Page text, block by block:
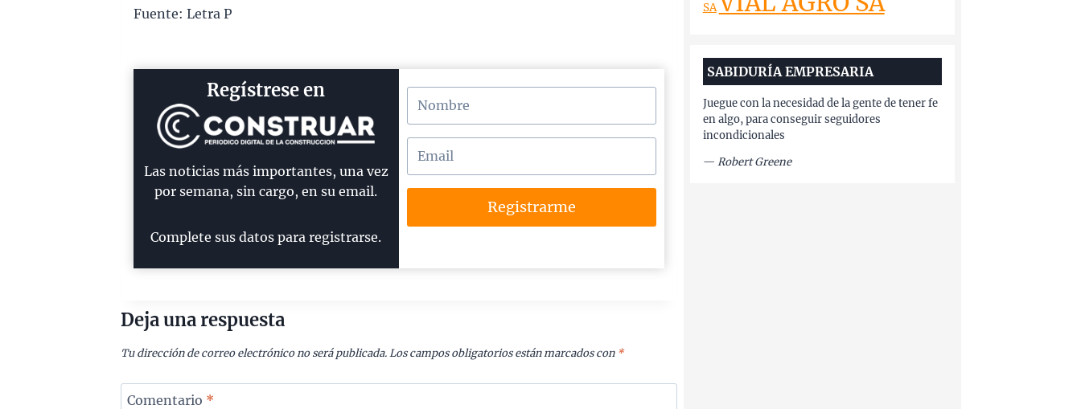
Fuente: Letra P
Regístrese en
Las noticias más importantes, una vez
por semana, sin cargo, en su email.
Complete sus datos para registrarse.
Registrarme
Deja una respuesta
Tu dirección de correo electrónico no será publicada. Los campos obligatorios están marcados con *
Comentario *
SA
SABIDURÍA EMPRESARIA
Juegue con la necesidad de la gente de tener fe
en algo, para conseguir seguidores
incondicionales
— Robert Greene